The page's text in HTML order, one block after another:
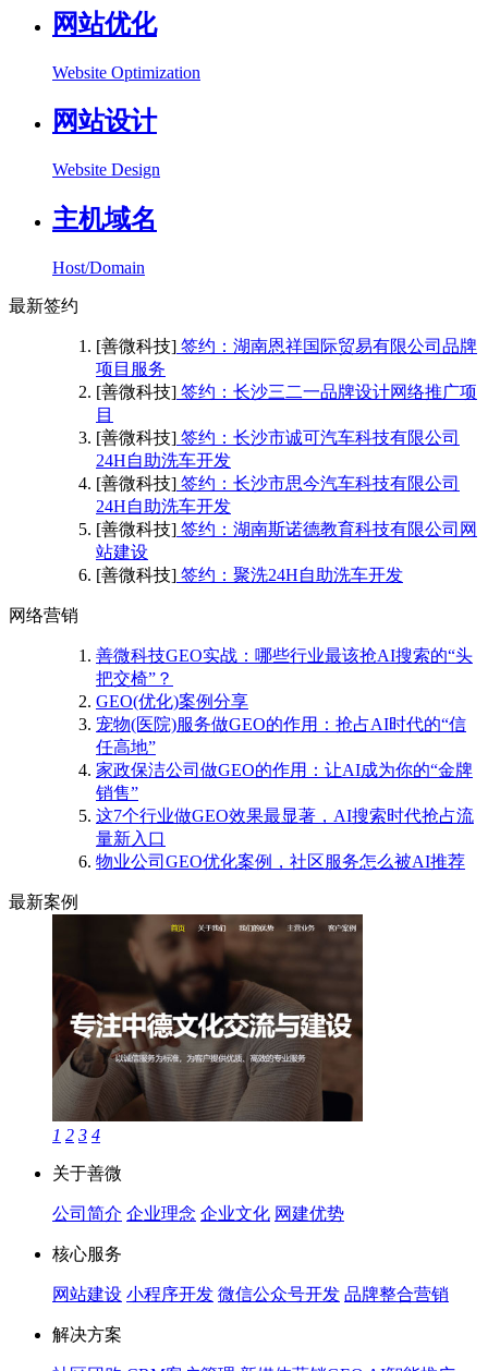
网站优化
Website Optimization
网站设计
Website Design
主机域名
Host/Domain
最新签约
[善微科技] 签约：湖南恩祥国际贸易有限公司品牌
项目服务
[善微科技] 签约：长沙三二一品牌设计网络推广项
目
[善微科技] 签约：长沙市诚可汽车科技有限公司
24H自助洗车开发
[善微科技] 签约：长沙市思今汽车科技有限公司
24H自助洗车开发
[善微科技] 签约：湖南斯诺德教育科技有限公司网
站建设
[善微科技] 签约：聚洗24H自助洗车开发
网络营销
善微科技GEO实战：哪些行业最该抢AI搜索的“头
把交椅”？
GEO(优化)案例分享
宠物(医院)服务做GEO的作用：抢占AI时代的“信
任高地”
家政保洁公司做GEO的作用：让AI成为你的“金牌
销售”
这7个行业做GEO效果最显著，AI搜索时代抢占流
量新入口
物业公司GEO优化案例，社区服务怎么被AI推荐
最新案例
1 2 3 4
关于善微
公司简介 企业理念 企业文化 网建优势
核心服务
网站建设 小程序开发 微信公众号开发 品牌整合营销
解决方案